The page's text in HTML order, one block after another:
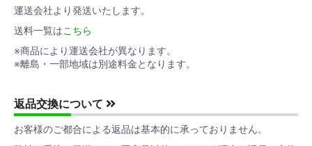
運送会社より発送いたします。
送料一覧はこちら
※商品により運送会社が異なります。
※離島・一部地域は別途料金となります。
返品交換について
お客様のご都合による返品は基本的に承っておりません。